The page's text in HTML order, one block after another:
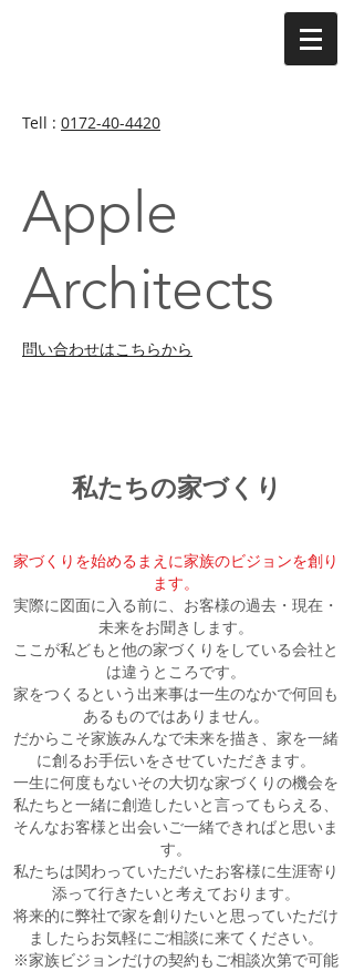
Tell : 0172-40-4420
Apple
Architects
​問い合わせはこちらから
​私たちの家づくり
家づくりを始めるまえに家族のビジョンを創り
ます。
実際に図面に入る前に、お客様の過去・現在・
未来をお聞きします。
ここが私どもと他の家づくりをしている会社と
は違うところです。
家をつくるという出来事は一生のなかで何回も
あるものではありません。
だからこそ家族みんなで未来を描き、家を一緒
に創るお手伝いをさせていただきます。
一生に何度もないその大切な家づくりの機会を
私たちと一緒に創造したいと言ってもらえる、
そんなお客様と出会いご一緒できればと思いま
す。
私たちは関わっていただいたお客様に生涯寄り
添って行きたいと考えております。
将来的に弊社で家を創りたいと思っていただけ
ましたらお気軽にご相談に来てください。
※家族ビジョンだけの契約もご相談次第で可能